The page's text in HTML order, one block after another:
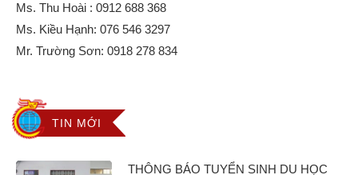
Ms. Thu Hoài : 0912 688 368
Ms. Kiều Hạnh: 076 546 3297
Mr. Trường Sơn: 0918 278 834
TIN MỚI
THÔNG BÁO TUYỂN SINH DU HỌC